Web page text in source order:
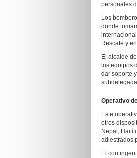
personales
Los
donde
Rescate y
El alcalde
los equipos
dar soporte
Operativo
Este
otros
Nepal, Haití
adiestrados
El